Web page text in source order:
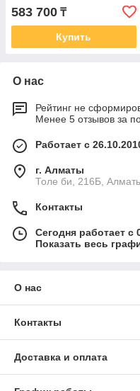
583 700 ₸
Купить
О нас
Рейтинг не
Менее 5 отзывов за
Работает с
г. Алматы
Толе би, 216Б,
Контакты
Сегодня работает с
Показать весь
О нас
Контакты
Доставка и оплата